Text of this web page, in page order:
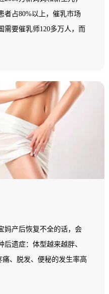
者占80%以上，催乳市场
需要催乳师120多万人，而
市其数量少于5人，95%以
为零，全国催乳市场一
妈产后恢复不全的话，会
遗症：体型越来越胖、
、脱发、便秘的发生率高
，胃肠不适增加
更多的产后妈妈会发现自